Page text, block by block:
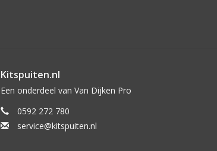
Kitspuiten.nl
Een onderdeel van Van Dijken Pro
0592 272 780
service@kitspuiten.nl